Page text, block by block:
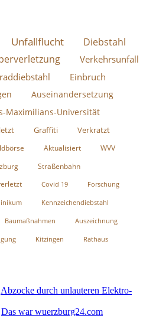
Unfallflucht
Diebstahl
Verkehrsunfall
Einbruch
Auseinandersetzung
Maximilians-Universität
Graffiti Verkratzt
Aktualisiert
WVV
Straßenbahn
Covid 19 Forschung
Kennzeichendiebstahl
Baumaßnahmen Auszeichnung
Kitzingen Rathaus
Abzocke durch unlauteren Elektro-
Das war wuerzburg24.com